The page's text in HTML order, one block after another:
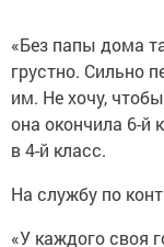
«Без папы дома
грустно. Сильно
им. Не хочу,
она окончила 6-й
в 4-й класс.
На службу по
«У каждого своя